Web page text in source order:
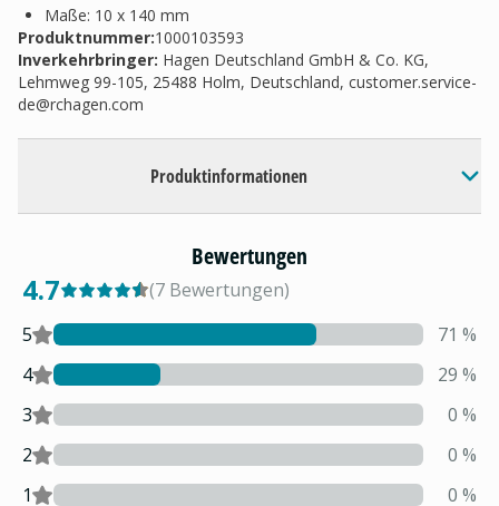
Maße: 10 x 140 mm
Produktnummer:1000103593
Inverkehrbringer: Hagen Deutschland GmbH & Co. KG,
Lehmweg 99-105, 25488 Holm, Deutschland, customer.service-
de@rchagen.com
Produktinformationen
Bewertungen
4.7 (7 Bewertungen)
5
71 %
4
29 %
3
0 %
2
0 %
1
0 %